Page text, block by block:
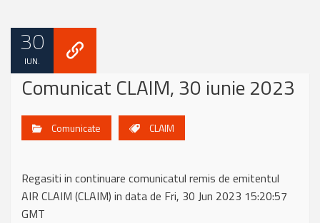
30
IUN.
Comunicat CLAIM, 30 iunie 2023
Comunicate CLAIM
Regasiti in continuare comunicatul remis de emitentul
AIR CLAIM (CLAIM) in data de Fri, 30 Jun 2023 15:20:57
GMT